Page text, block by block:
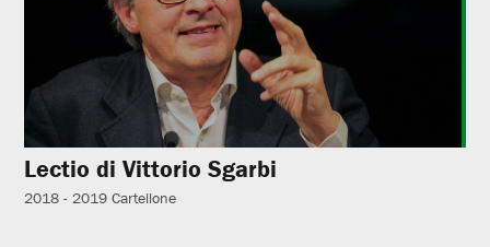
Lectio di Vittorio Sgarbi
2018 - 2019 Cartellone